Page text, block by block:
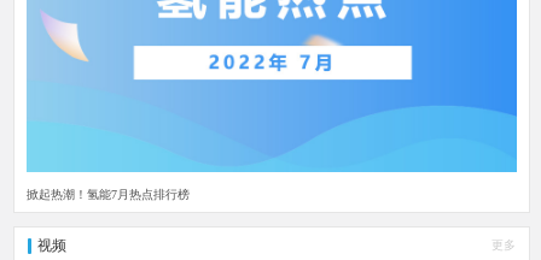
掀起热潮！氢能7月热点排行榜
视频 更多